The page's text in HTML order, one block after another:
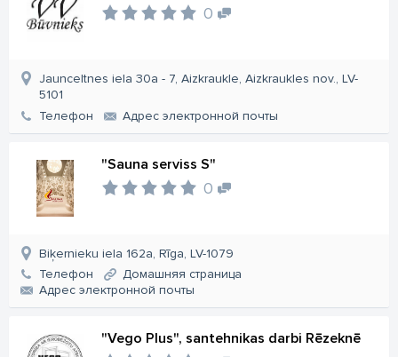
0
Jaunceltnes iela 30a - 7, Aizkraukle, Aizkraukles nov., LV-
5101
Телефон
Aдрес электронной почты
"Sauna serviss S"
0
Biķernieku iela 162a, Rīga, LV-1079
Телефон
Домашняя страница
Aдрес электронной почты
"Vego Plus", santehnikas darbi Rēzeknē